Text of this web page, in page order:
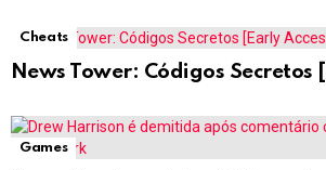
Cheats
News Tower: Códigos Secretos
Games